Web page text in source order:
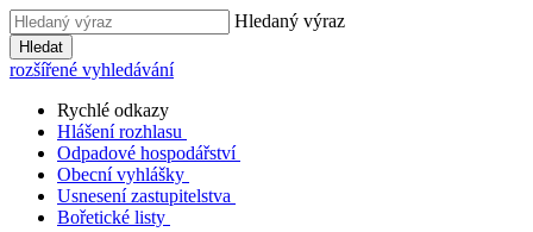
Hledaný výraz
Hledat
rozšířené vyhledávání
Rychlé odkazy
Hlášení rozhlasu
Odpadové hospodářství
Obecní vyhlášky
Usnesení zastupitelstva
Bořetické listy